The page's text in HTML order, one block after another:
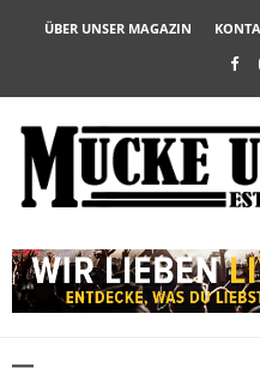
ÜBER UNSER MAGAZIN